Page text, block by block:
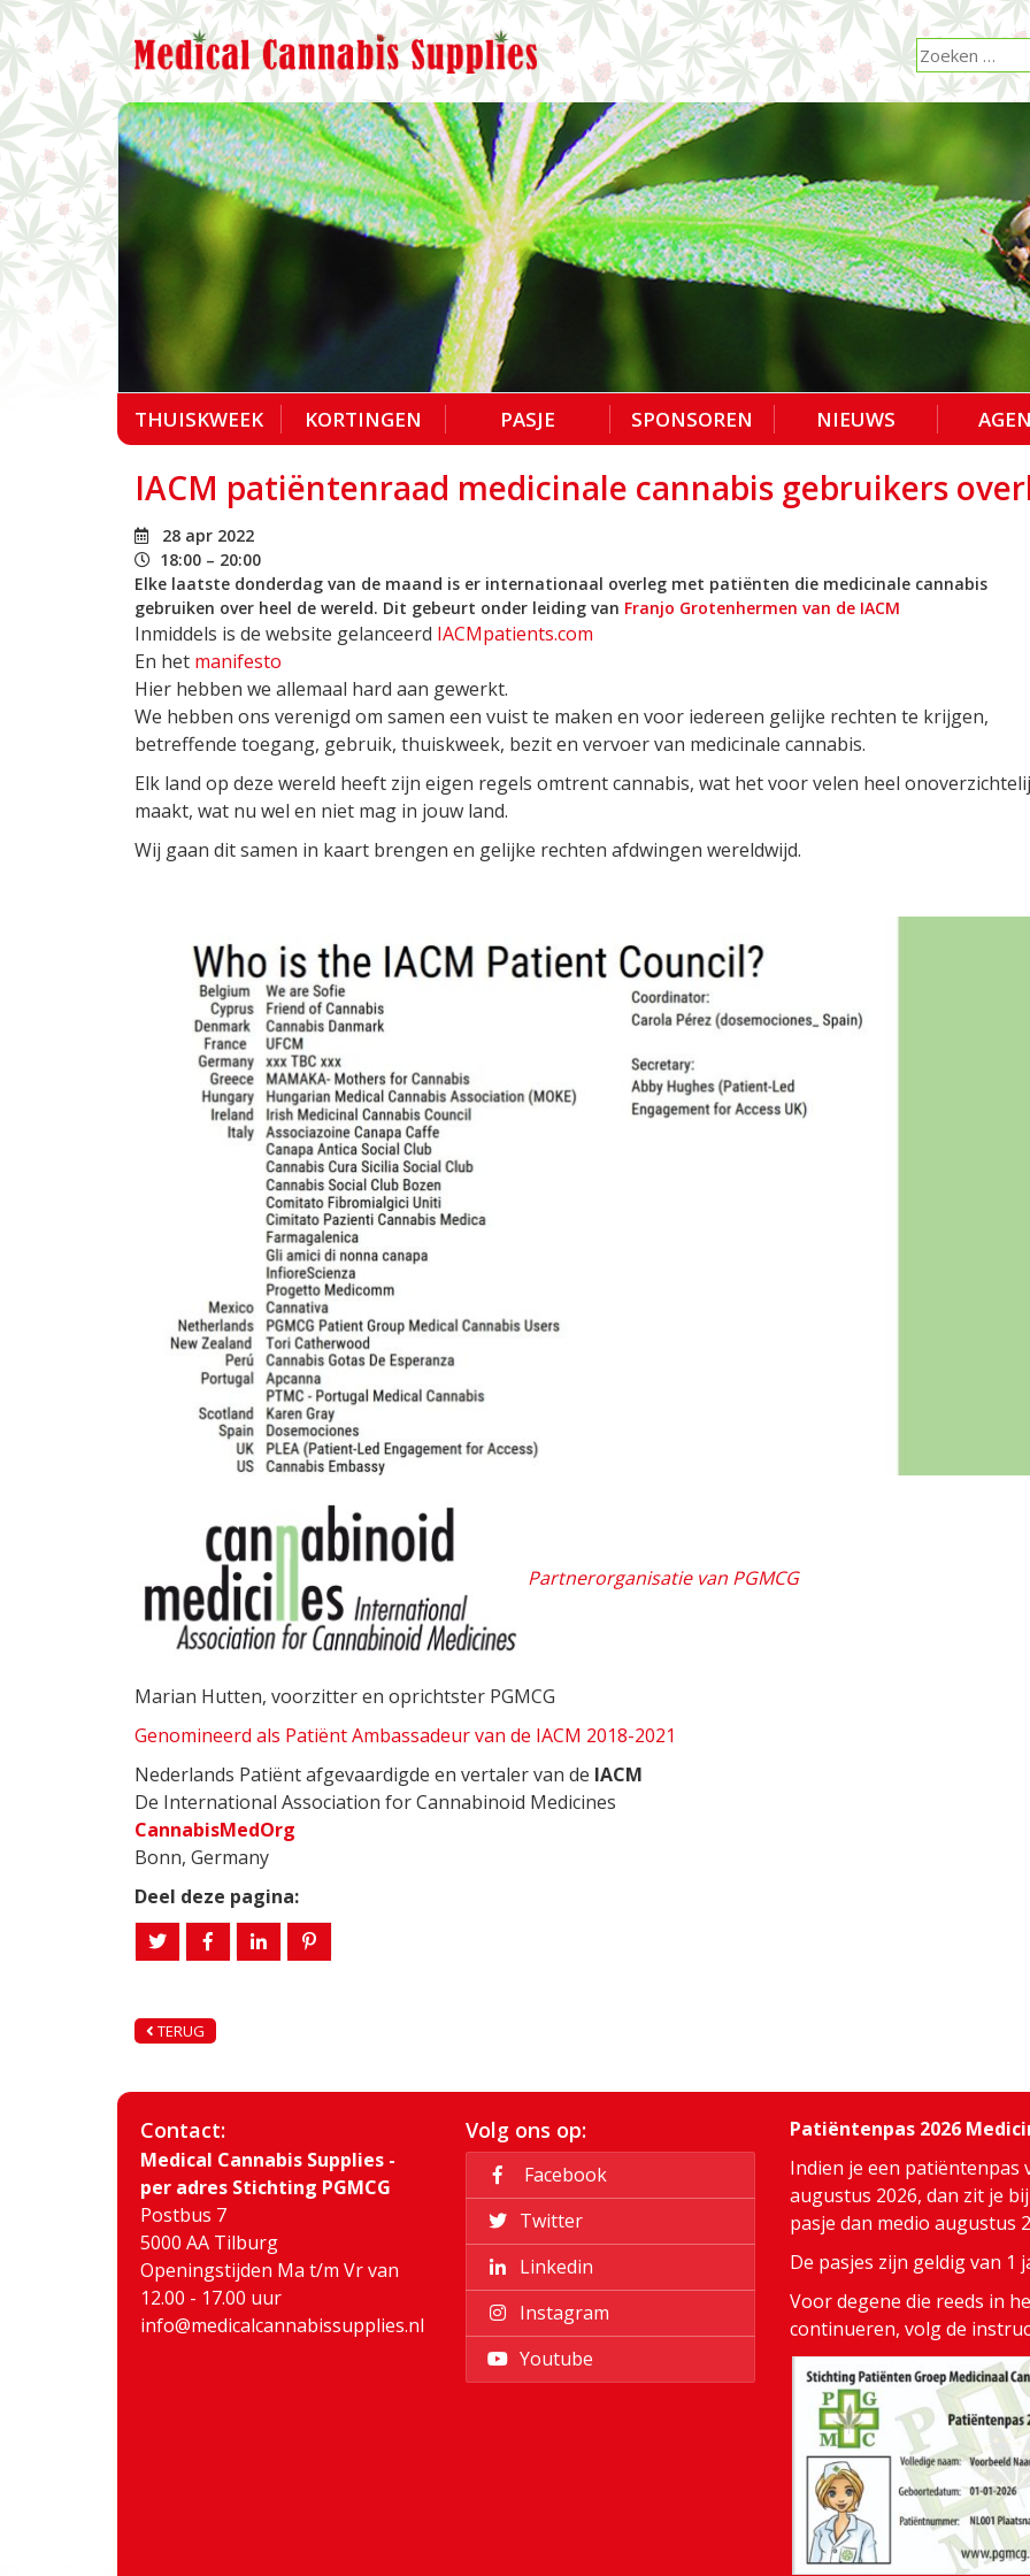
THUISKWEEK KORTINGEN PASJE SPONSOREN NIEUWS
IACM patiëntenraad medicinale cannabis gebruikers
28 apr 2022
18:00 – 20:00
Elke laatste donderdag van de maand is er internationaal overleg met patiënten die medicinale cannabis
gebruiken over heel de wereld. Dit gebeurt onder leiding van Franjo Grotenhermen van de IACM
Inmiddels is de website gelanceerd IACMpatients.com
En het manifesto
Hier hebben we allemaal hard aan gewerkt.
We hebben ons verenigd om samen een vuist te maken en voor iedereen gelijke rechten te krijgen,
betreffende toegang, gebruik, thuiskweek, bezit en vervoervan medicinale cannabis.
Elk land op deze wereld heeft zijn eigen regels omtrent cannabis, wat het voor velen heel
maakt, wat nu wel en niet mag in jouw land.
Wij gaan dit samen in kaart brengen en gelijke rechten afdwingen wereldwijd.
Partnerorganisatie van PGMCG
Marian Hutten, voorzitter en oprichtster PGMCG
Genomineerd als Patiënt Ambassadeur van de IACM 2018-2021
Nederlands Patiënt afgevaardigde en vertaler van de IACM
De International Association for Cannabinoid Medicines
CannabisMedOrg
Bonn, Germany
Deel deze pagina:
TERUG
Contact:
Medical Cannabis Supplies -
per adres Stichting PGMCG
Postbus 7
5000 AA Tilburg
Openingstijden Ma t/m Vr van
12.00 - 17.00 uur
info@medicalcannabissupplies.nl
Volg ons op:
Facebook
Twitter
Linkedin
Instagram
Youtube
Patiëntenpas 2026
Indien je een patiëntenpas
augustus 2026, dan zit je
pasje dan medio augustus
De pasjes zijn geldig van 1
Voor degene die reeds in
continueren, volg de